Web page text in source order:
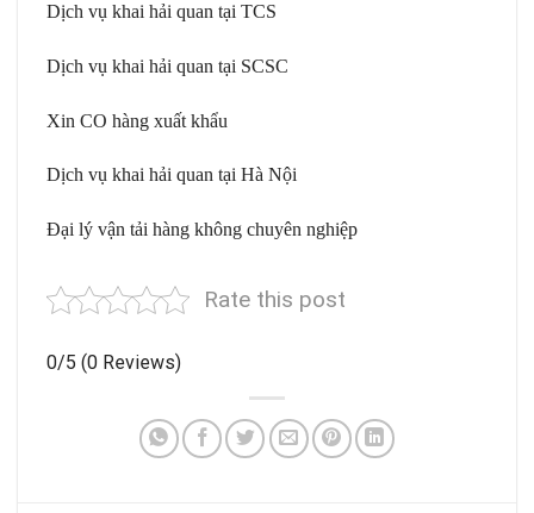
Dịch vụ khai hải quan tại TCS
Dịch vụ khai hải quan tại SCSC
Xin CO hàng xuất khẩu
Dịch vụ khai hải quan tại Hà Nội
Đại lý vận tải hàng không chuyên nghiệp
Rate this post
0/5 (0 Reviews)